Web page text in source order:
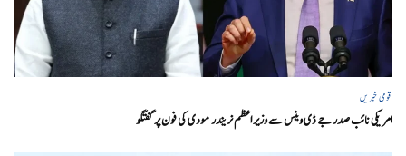
قومی خبریں
امریکی نائب صدر جے ڈی وینس سے وزیر اعظم نریندر مودی کی فون پر گفتگو